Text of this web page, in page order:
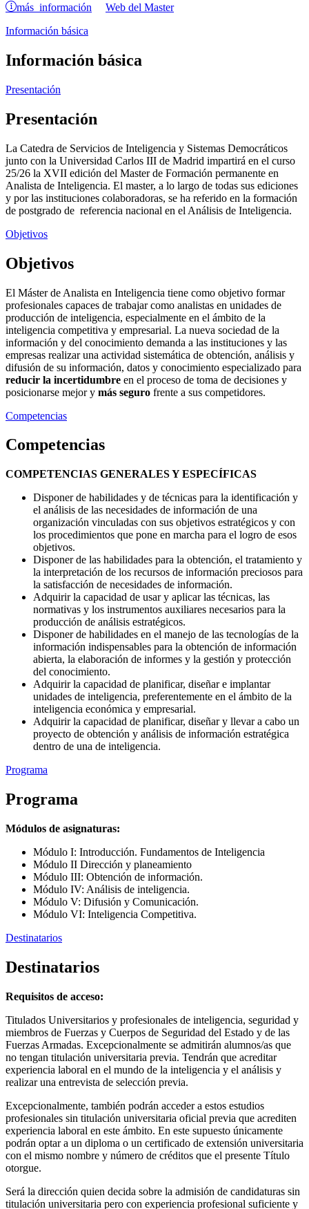
más información
Web del Master
Información básica
Información básica
Presentación
Presentación
La Catedra de Servicios de Inteligencia y Sistemas Democráticos
junto con la Universidad Carlos III de Madrid impartirá en el curso
25/26 la XVII edición del Master de Formación permanente en
Analista de Inteligencia. El master, a lo largo de todas sus ediciones
y por las instituciones colaboradoras, se ha referido en la formación
de postgrado de referencia nacional en el Análisis de Inteligencia.
Objetivos
Objetivos
El Máster de Analista en Inteligencia tiene como objetivo formar
profesionales capaces de trabajar como analistas en unidades de
producción de inteligencia, especialmente en el ámbito de la
inteligencia competitiva y empresarial. La nueva sociedad de la
información y del conocimiento demanda a las instituciones y las
empresas realizar una actividad sistemática de obtención, análisis y
difusión de su información, datos y conocimiento especializado para
reducir la incertidumbre en el proceso de toma de decisiones y
posicionarse mejor y más seguro frente a sus competidores.
Competencias
Competencias
COMPETENCIAS GENERALES Y ESPECÍFICAS
Disponer de habilidades y de técnicas para la identificación y
el análisis de las necesidades de información de una
organización vinculadas con sus objetivos estratégicos y con
los procedimientos que pone en marcha para el logro de esos
objetivos.
Disponer de las habilidades para la obtención, el tratamiento y
la interpretación de los recursos de información preciosos para
la satisfacción de necesidades de información.
Adquirir la capacidad de usar y aplicar las técnicas, las
normativas y los instrumentos auxiliares necesarios para la
producción de análisis estratégicos.
Disponer de habilidades en el manejo de las tecnologías de la
información indispensables para la obtención de información
abierta, la elaboración de informes y la gestión y protección
del conocimiento.
Adquirir la capacidad de planificar, diseñar e implantar
unidades de inteligencia, preferentemente en el ámbito de la
inteligencia económica y empresarial.
Adquirir la capacidad de planificar, diseñar y llevar a cabo un
proyecto de obtención y análisis de información estratégica
dentro de una de inteligencia.
Programa
Programa
Módulos de asignaturas:
Módulo I: Introducción. Fundamentos de Inteligencia
Módulo II Dirección y planeamiento
Módulo III: Obtención de información.
Módulo IV: Análisis de inteligencia.
Módulo V: Difusión y Comunicación.
Módulo VI: Inteligencia Competitiva.
Destinatarios
Destinatarios
Requisitos de acceso:
Titulados Universitarios y profesionales de inteligencia, seguridad y
miembros de Fuerzas y Cuerpos de Seguridad del Estado y de las
Fuerzas Armadas. Excepcionalmente se admitirán alumnos/as que
no tengan titulación universitaria previa. Tendrán que acreditar
experiencia laboral en el mundo de la inteligencia y el análisis y
realizar una entrevista de selección previa.
Excepcionalmente, también podrán acceder a estos estudios
profesionales sin titulación universitaria oficial previa que acrediten
experiencia laboral en este ámbito. En este supuesto únicamente
podrán optar a un diploma o un certificado de extensión universitaria
con el mismo nombre y número de créditos que el presente Título
otorgue.
Será la dirección quien decida sobre la admisión de candidaturas sin
titulación universitaria pero con experiencia profesional suficiente y